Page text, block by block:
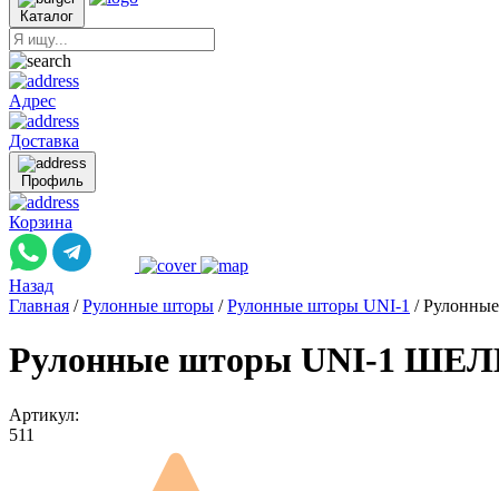
Каталог
Адрес
Доставка
Профиль
Корзина
Назад
Главная / Рулонные шторы / Рулонные шторы UNI-1 /
Рулонные шторы UNI-1
Артикул:
511